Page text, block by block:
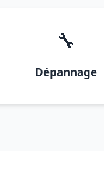
🔧
Dépannage